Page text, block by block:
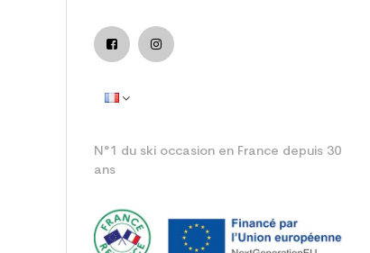
N°1 du ski occasion en France depuis 30
ans